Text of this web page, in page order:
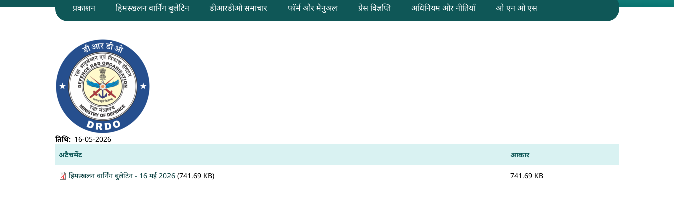
प्रकाशन हिमस्खलन वार्निंग बुलेटिन डीआरडीओ समाचार फॉर्म और मैनुअल प्रेस विज्ञप्ति अधिनियम और नीतियाँ ओ एन ओ एस
हिमस्खलन वार्निंग बुलेटिन - 16 मई 2026
तिथि
16-05-2026
अटैचमेंट
आकार
हिमस्खलन वार्निंग बुलेटिन - 16 मई 2026 (741.69 KB) 741.69 KB